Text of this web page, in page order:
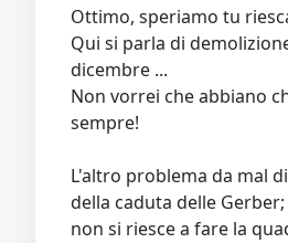
Ottimo, speriamo tu
Qui si parla di
dicembre ...
Non vorrei che abbiano
sempre!
L'altro problema da mal
della caduta delle
non si riesce a fare la